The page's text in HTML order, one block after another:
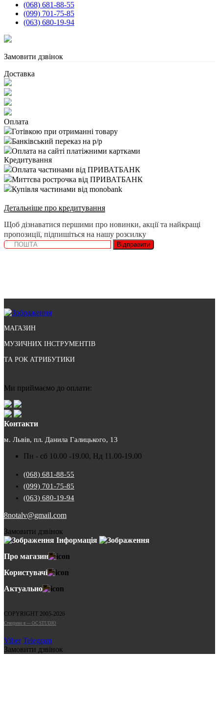
(068) 681-88-55
(099) 701-75-85
(063) 680-19-94
Замовити дзвінок
Доставка
Оплата
Готівкою при отриманні товару
Банківський переказ на р/р
Оплата на сайті платіжними картками
Кредитування
Оплата частинами від ПРИВАТБАНК
Миттєва рострочка від ПРИВАТБАНК
Купівля частинами від monobank
Детальніше про кредитування
Щоб дізнаватися першими про новинки, акції та найкращі
пропозиції, підпишіться на нашу розсилку
Відправити
МАГАЗИН
МУЗИЧНИХ ІНСТРУМЕНТІВ
ТА РОК АТРИБУТИКИ
Ми приймаємо до оплати:
Контакти
м. Львів, пл. Данила Галицького, 13
Пн - сб 10.00 -19.00, Нд 11.00-19.00
(068) 681-88-55
(099) 701-75-85
(063) 680-19-94
8notalv@gmail.com
Замовити дзвінок
Інформація
Про магазин
Користувачі
Актуально
COPYRIGHT 2005-2026
Cтворено в — OC STUDIO
Viber Telegram
Замовити дзвінок